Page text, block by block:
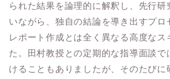
られた結果を論理的に解釈し、先行
いながら、独自の結論を導き出すプロ
レポート作成とは全く異なる高度なス
た。田村教授との定期的な指導面談で
けることもありましたが、そのたびに